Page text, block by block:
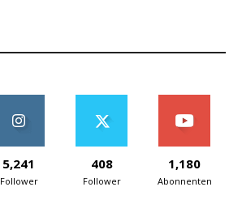
5,241
Follower
408
Follower
1,180
Abonnenten